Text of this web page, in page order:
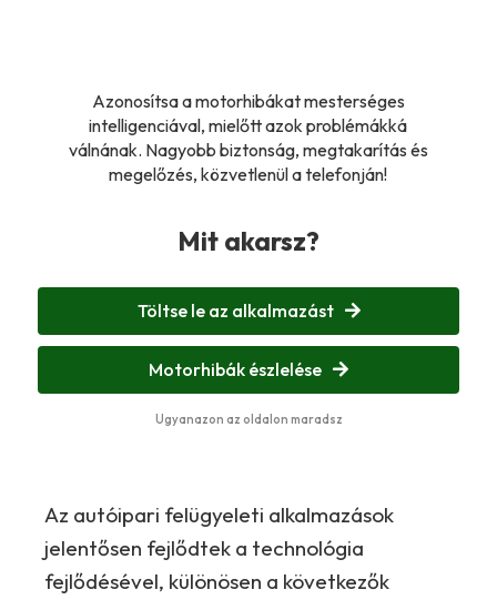
Azonosítsa a motorhibákat mesterséges
intelligenciával, mielőtt azok problémákká
válnának. Nagyobb biztonság, megtakarítás és
megelőzés, közvetlenül a telefonján!
Mit akarsz?
Töltse le az alkalmazást
Motorhibák észlelése
Ugyanazon az oldalon maradsz
Az autóipari felügyeleti alkalmazások
jelentősen fejlődtek a technológia
fejlődésével, különösen a következők